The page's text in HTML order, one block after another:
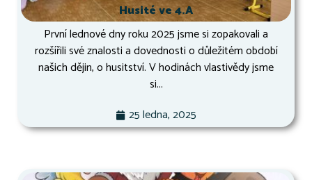
Husité ve 4.A
První lednové dny roku 2025 jsme si zopakovali a
rozšířili své znalosti a dovednosti o důležitém období
našich dějin, o husitství. V hodinách vlastivědy jsme
si...
25 ledna, 2025